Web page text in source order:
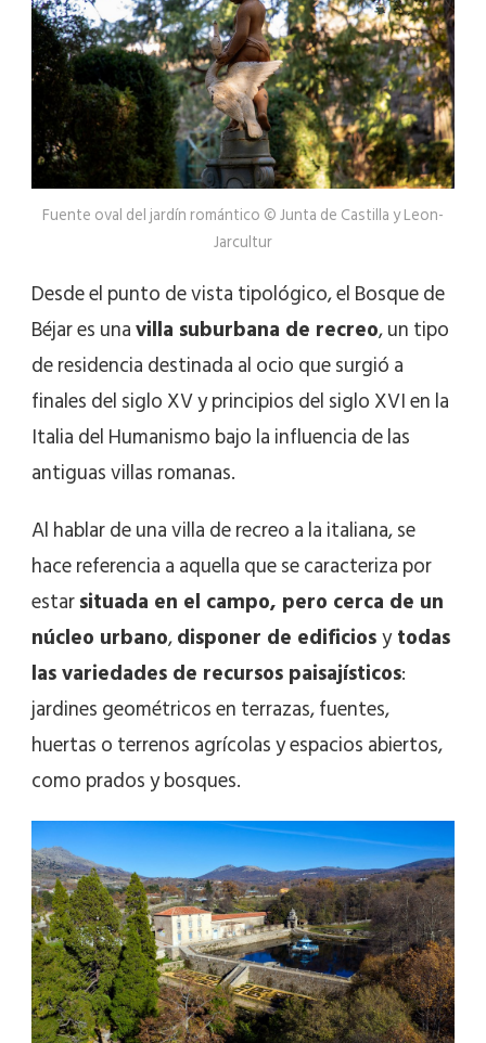
Fuente oval del jardín romántico © Junta de Castilla y Leon-
Jarcultur
Desde el punto de vista tipológico, el Bosque de
Béjar es unavilla suburbana de recreo, un tipo
de residencia destinada al ocio que surgió a
finales del siglo XV y principios del siglo XVI en la
Italia del Humanismo bajo la influencia de las
antiguas villas romanas.
Al hablar de una villa de recreo a la italiana, se
hace referencia a aquella que se caracteriza por
estarsituada en el campo, pero cerca de un
núcleo urbano,disponer de edificiosytodas
las variedades de recursos paisajísticos:
jardines geométricos en terrazas, fuentes,
huertas o terrenos agrícolas y espacios abiertos,
como prados y bosques.